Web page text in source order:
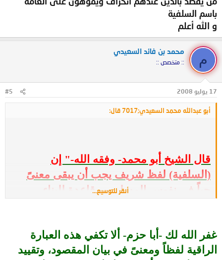
باسم السلفية
و الله أعلم
م
محمد بن فائد السعيدي
:: متخصص ::
17 يوليو 2008 #5
أبو عبدالله محمد السعيدي;7017 قال:
قال الشيخ أبو محمد- وفقه الله-" إن
(السلفية) لفظ شريف يجب أن يبقى معنىً
حياً في نفوس المسلمين، قاعدة للبناء
فكلنا مقيس به في معناه الكامل السامي.."
أنقر للتوسيع...
غفر الله لك -أبا حزم- ألا تكفي هذه العبارة
الراقية لفظاً ومعنىً في بيان المقصود، وتقييد